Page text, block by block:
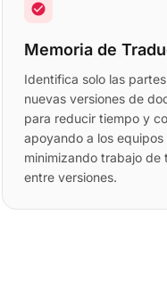
check_circle
Memoria de
Identifica solo las
nuevas versiones de
para reducir tiempo y
apoyando a los
minimizando trabajo
entre versiones.